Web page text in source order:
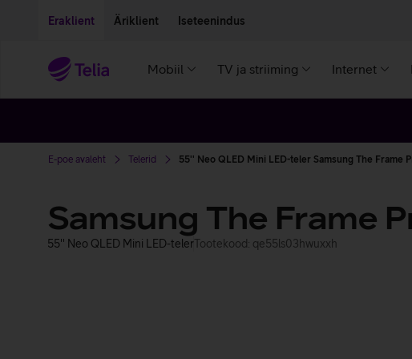
Eraklient Äriklient Iseteenindus
Mobiil TV ja striiming Internet
E-poe avaleht Telerid 55'' Neo QLED Mini LED-teler Samsung The Frame
Samsung The Frame
55'' Neo QLED Mini LED-telerTootekood: qe55ls03hwuxxh